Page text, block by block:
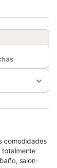
comodidades
totalmente
salón-